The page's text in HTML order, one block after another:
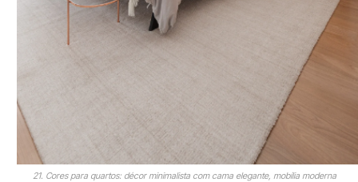
21. Cores para quartos: décor minimalista com cama elegante, mobília moderna